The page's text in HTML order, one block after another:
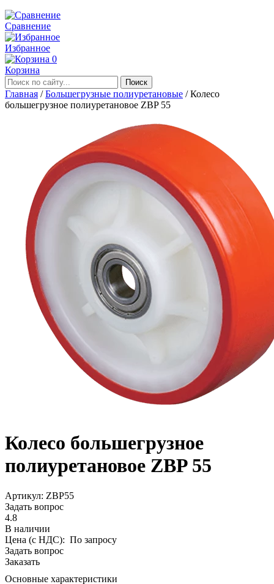
Сравнение
Избранное
0
Корзина
Главная /Большегрузные полиуретановые /Колесо
большегрузное полиуретановое ZBP 55
Колесо большегрузное
полиуретановое ZBP 55
Aртикул: ZBP55
Задать вопрос
4.8
В наличии
Цена (с НДС): По запросу
Задать вопрос
Заказать
Основные характеристики